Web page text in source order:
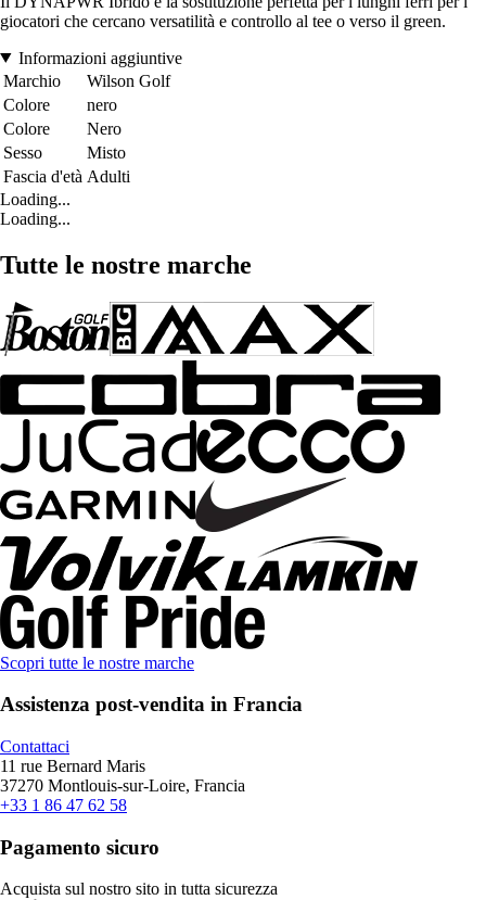
giocatori che cercano versatilità e controllo al tee o verso il green.
Informazioni aggiuntive
Marchio
Wilson Golf
Colore
nero
Colore
Nero
Sesso
Misto
Fascia d'età Adulti
Loading...
Loading...
Tutte le nostre marche
Scopri tutte le nostre marche
Assistenza post-vendita in Francia
Contattaci
11 rue Bernard Maris
37270 Montlouis-sur-Loire, Francia
+33 1 86 47 62 58
Pagamento sicuro
Acquista sul nostro sito in tutta sicurezza